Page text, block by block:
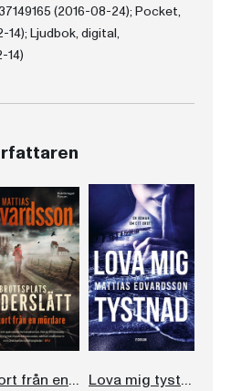
(2016-08-24); Pocket,
14); Ljudbok, digital,
14)
Vykort från en mördare Lova mig tystnad